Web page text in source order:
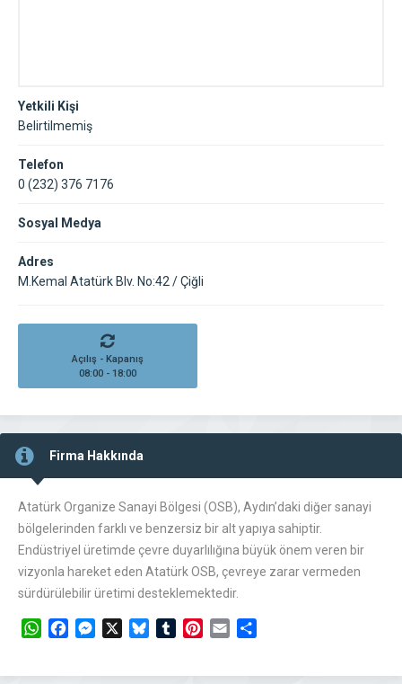
Yetkili Kişi
Belirtilmemiş
Telefon
0 (232) 376 7176
Sosyal Medya
Adres
M.Kemal Atatürk Blv. No:42 / Çiğli
Açılış - Kapanış
08:00 - 18:00
Firma Hakkında
Atatürk Organize Sanayi Bölgesi (OSB), Aydın’daki diğer sanayi
bölgelerinden farklı ve benzersiz bir alt yapıya sahiptir.
Endüstriyel üretimde çevre duyarlılığına büyük önem veren bir
vizyonla hareket eden Atatürk OSB, çevreye zarar vermeden
sürdürülebilir üretimi desteklemektedir.
WhatsAppFacebookMessengerBlueskyTumblrPinterest
Email